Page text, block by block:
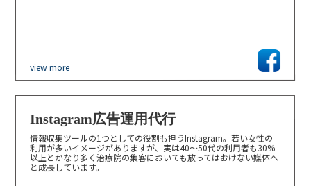
view more
Instagram広告運用代行
情報収集ツールの1つとしての役割も担うInstagram。若い女性の
利用が多いイメージがありますが、実は40〜50代の利用者も30%
以上とかなり多く治療院の集客においても放ってはおけない媒体へ
と成長しています。